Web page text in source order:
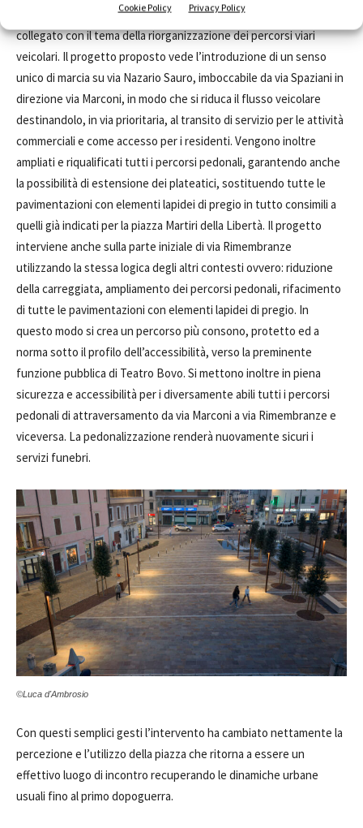
Cookie Policy Privacy Policy
L’intervento di riqualificazione degli spazi è strettamente
collegato con il tema della riorganizzazione dei percorsi viari
veicolari. Il progetto proposto vede l’introduzione di un senso
unico di marcia su via Nazario Sauro, imboccabile da via Spaziani in
direzione via Marconi, in modo che si riduca il flusso veicolare
destinandolo, in via prioritaria, al transito di servizio per le attività
commerciali e come accesso per i residenti. Vengono inoltre
ampliati e riqualificati tutti i percorsi pedonali, garantendo anche
la possibilità di estensione dei plateatici, sostituendo tutte le
pavimentazioni con elementi lapidei di pregio in tutto consimili a
quelli già indicati per la piazza Martiri della Libertà. Il progetto
interviene anche sulla parte iniziale di via Rimembranze
utilizzando la stessa logica degli altri contesti ovvero: riduzione
della carreggiata, ampliamento dei percorsi pedonali, rifacimento
di tutte le pavimentazioni con elementi lapidei di pregio. In
questo modo si crea un percorso più consono, protetto ed a
norma sotto il profilo dell’accessibilità, verso la preminente
funzione pubblica di Teatro Bovo. Si mettono inoltre in piena
sicurezza e accessibilità per i diversamente abili tutti i percorsi
pedonali di attraversamento da via Marconi a via Rimembranze e
viceversa. La pedonalizzazione renderà nuovamente sicuri i
servizi funebri.
©Luca d'Ambrosio
Con questi semplici gesti l’intervento ha cambiato nettamente la
percezione e l’utilizzo della piazza che ritorna a essere un
effettivo luogo di incontro recuperando le dinamiche urbane
usuali fino al primo dopoguerra.